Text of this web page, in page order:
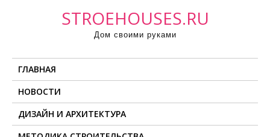
STROEHOUSES.RU
Дом своими руками
ГЛАВНАЯ
НОВОСТИ
ДИЗАЙН И АРХИТЕКТУРА